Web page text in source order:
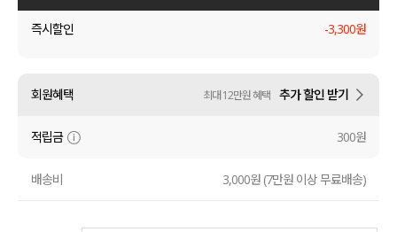
원피스
액티브
아우터
즉시할인 -3,300원
회원혜택 최대 12만원 혜택 추가 할인 받기
적립금 300원
배송비 3,000원 (7만원 이상 무료배송)